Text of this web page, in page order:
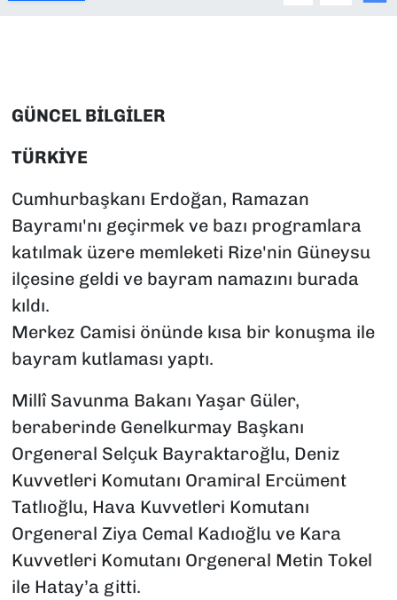
GÜNCEL BİLGİLER
TÜRKİYE
Cumhurbaşkanı Erdoğan, Ramazan
Bayramı'nı geçirmek ve bazı programlara
katılmak üzere memleketi Rize'nin Güneysu
ilçesine geldi ve bayram namazını burada
kıldı.
Merkez Camisi önünde kısa bir konuşma ile
bayram kutlaması yaptı.
Millî Savunma Bakanı Yaşar Güler,
beraberinde Genelkurmay Başkanı
Orgeneral Selçuk Bayraktaroğlu, Deniz
Kuvvetleri Komutanı Oramiral Ercüment
Tatlıoğlu, Hava Kuvvetleri Komutanı
Orgeneral Ziya Cemal Kadıoğlu ve Kara
Kuvvetleri Komutanı Orgeneral Metin Tokel
ile Hatay’a gitti.
TEKNOLOJİ
YAŞAM
YEREL YÖNETİMLER